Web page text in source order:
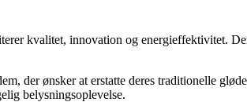
kvalitet, innovation og energieffektivitet.
der ønsker at erstatte deres traditionelle
belysningsoplevelse.